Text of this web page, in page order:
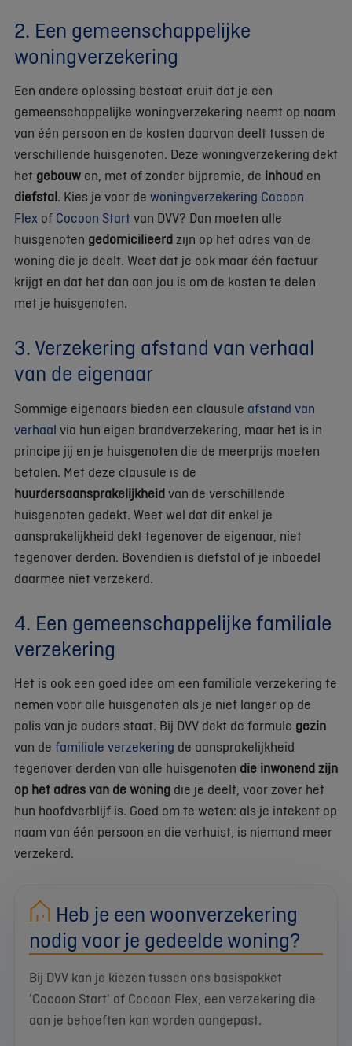
2. Een gemeenschappelijke
woningverzekering
Een andere oplossing bestaat eruit dat je een
gemeenschappelijke woningverzekering neemt op naam
van één persoon en de kosten daarvan deelt tussen de
verschillende huisgenoten. Deze woningverzekering dekt
het gebouw en, met of zonder bijpremie, de inhoud en
diefstal. Kies je voor de woningverzekering Cocoon
Flex of Cocoon Startvan DVV? Dan moeten alle
huisgenoten gedomicilieerdzijn op het adres van de
woning die je deelt. Weet dat je ook maar één factuur
krijgt en dat het dan aan jou is om de kosten te delen
met je huisgenoten.
3. Verzekering afstand van verhaal
van de eigenaar
Sommige eigenaars bieden een clausule afstand van
verhaal via hun eigen brandverzekering, maar het is in
principe jij en je huisgenoten die de meerprijs moeten
betalen. Met deze clausule is de
huurdersaansprakelijkheidvan de verschillende
huisgenoten gedekt. Weet wel dat dit enkel je
aansprakelijkheid dekt tegenover de eigenaar, niet
tegenover derden. Bovendien is diefstal of je inboedel
daarmee niet verzekerd.
4. Een gemeenschappelijke familiale
verzekering
Het is ook een goed idee om een familiale verzekering te
nemen voor alle huisgenoten als je niet langer op de
polis van je ouders staat. Bij DVV dekt de formule gezin
van de familiale verzekering de aansprakelijkheid
tegenover derden van alle huisgenoten die inwonend zijn
op het adres van de woning die je deelt, voor zover het
hun hoofdverblijf is. Goed om te weten: als je intekent op
naam van één persoon en die verhuist, is niemand meer
verzekerd.
Heb je een woonverzekering
nodig voor je gedeelde woning?
Bij DVV kan je kiezen tussen ons basispakket
'Cocoon Start' of Cocoon Flex, een verzekering die
aan je behoeften kan worden aangepast.